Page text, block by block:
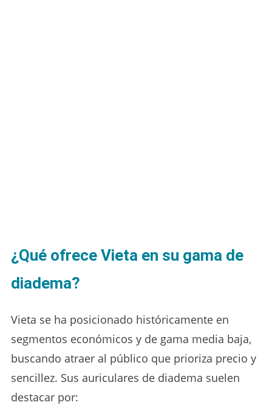
¿Qué ofrece Vieta en su gama de
diadema?
Vieta se ha posicionado históricamente en
segmentos económicos y de gama media baja,
buscando atraer al público que prioriza precio y
sencillez. Sus auriculares de diadema suelen
destacar por: